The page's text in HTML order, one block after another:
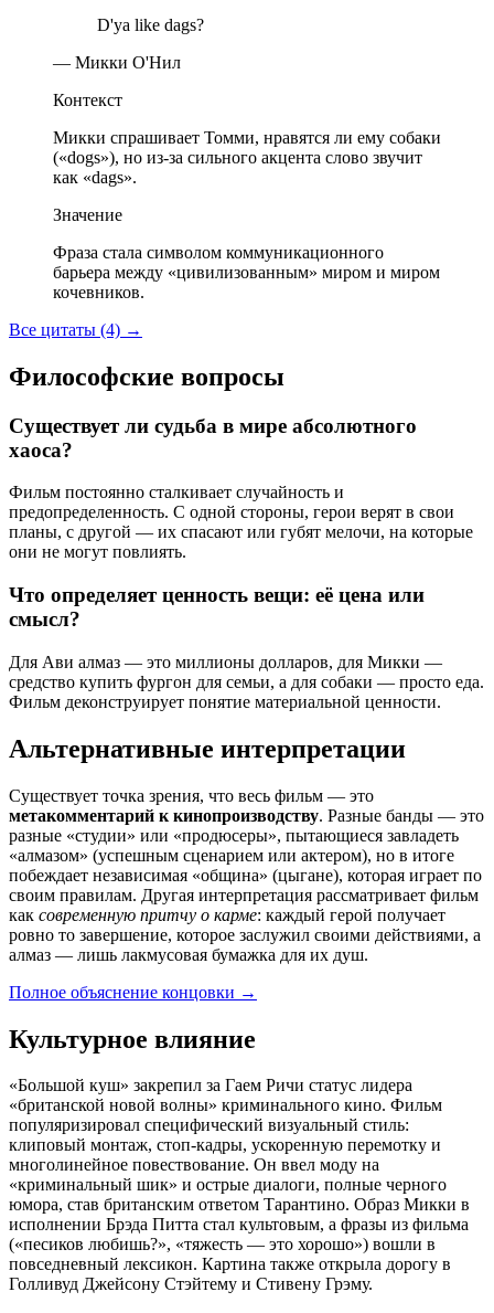
D'ya like dags?
— Микки О'Нил
Контекст
Микки спрашивает Томми, нравятся ли ему собаки
(«dogs»), но из-за сильного акцента слово звучит
как «dags».
Значение
Фраза стала символом коммуникационного
барьера между «цивилизованным» миром и миром
кочевников.
Все цитаты (4) →
Философские вопросы
Существует ли судьба в мире абсолютного
хаоса?
Фильм постоянно сталкивает случайность и
предопределенность. С одной стороны, герои верят в свои
планы, с другой — их спасают или губят мелочи, на которые
они не могут повлиять.
Что определяет ценность вещи: её цена или
смысл?
Для Ави алмаз — это миллионы долларов, для Микки —
средство купить фургон для семьи, а для собаки — просто еда.
Фильм деконструирует понятие материальной ценности.
Альтернативные интерпретации
Существует точка зрения, что весь фильм — это
метакомментарий к кинопроизводству. Разные банды — это
разные «студии» или «продюсеры», пытающиеся завладеть
«алмазом» (успешным сценарием или актером), но в итоге
побеждает независимая «община» (цыгане), которая играет по
своим правилам. Другая интерпретация рассматривает фильм
как современную притчу о карме: каждый герой получает
ровно то завершение, которое заслужил своими действиями, а
алмаз — лишь лакмусовая бумажка для их душ.
Полное объяснение концовки →
Культурное влияние
«Большой куш» закрепил за Гаем Ричи статус лидера
«британской новой волны» криминального кино. Фильм
популяризировал специфический визуальный стиль:
клиповый монтаж, стоп-кадры, ускоренную перемотку и
многолинейное повествование. Он ввел моду на
«криминальный шик» и острые диалоги, полные черного
юмора, став британским ответом Тарантино. Образ Микки в
исполнении Брэда Питта стал культовым, а фразы из фильма
(«песиков любишь?», «тяжесть — это хорошо») вошли в
повседневный лексикон. Картина также открыла дорогу в
Голливуд Джейсону Стэйтему и Стивену Грэму.